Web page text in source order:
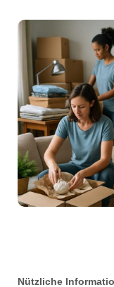
Nützliche